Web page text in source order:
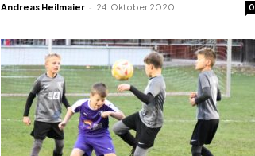
Andreas Heilmaier - 24. Oktober 2020 0